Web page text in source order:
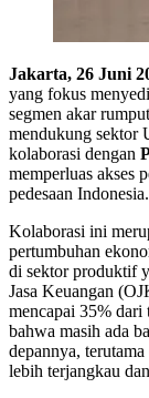
Jakarta, 26 Juni
yang fokus
segmen akar
mendukung sektor
kolaborasi dengan
memperluas akses
pedesaan Indonesia.
Kolaborasi ini
pertumbuhan
di sektor produktif
Jasa Keuangan
mencapai 35%
bahwa masih ada
depannya,
lebih terjangkau